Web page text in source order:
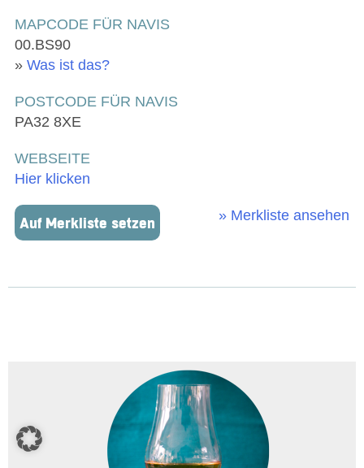
MAPCODE FÜR NAVIS
00.BS90
» Was ist das?
POSTCODE FÜR NAVIS
PA32 8XE
WEBSEITE
Hier klicken
Auf Merkliste setzen
» Merkliste ansehen